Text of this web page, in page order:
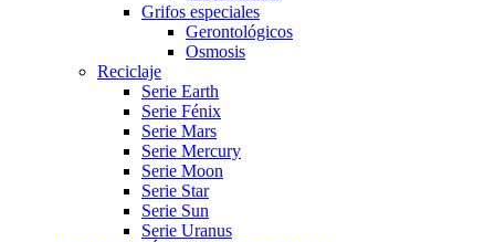
Grifos especiales
Gerontológicos
Osmosis
Reciclaje
Serie Earth
Serie Fénix
Serie Mars
Serie Mercury
Serie Moon
Serie Star
Serie Sun
Serie Uranus